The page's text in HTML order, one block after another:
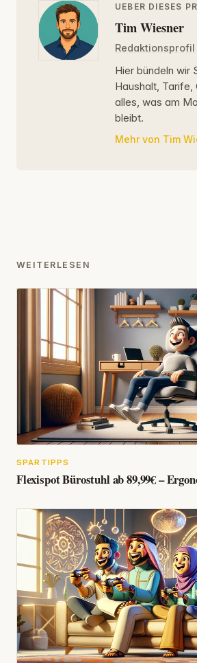
UEBER DIESES
Tim Wiesner
Redaktionsprofil
Hier bündeln wir
Haushalt, Tarife,
alles, was am
bleibt.
Mehr von Tim
WEITERLESEN
SPARTIPPS
Flexispot Bürostuhl ab 89,99€ –